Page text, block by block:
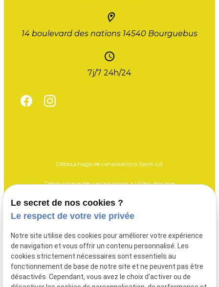
14 boulevard des nations 14540 Bourguebus
7j/7 24h/24
Débouchage de canalisations Saint-Lô
Débouchage des canalisations à Villers-Bocage
Débouchage des canalisations Vire
Vidange fosse Saint-Lô
Vidange fosse Villers-Bocage
Vidange fosse Vire
Le secret de nos cookies ?
Le respect de votre vie privée
Notre site utilise des cookies pour améliorer votre expérience
de navigation et vous offrir un contenu personnalisé. Les
cookies strictement nécessaires sont essentiels au
fonctionnement de base de notre site et ne peuvent pas être
désactivés. Cependant, vous avez le choix d'activer ou de